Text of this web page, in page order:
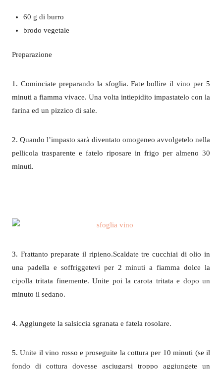
60 g di burro
brodo vegetale
Preparazione
1. Cominciate preparando la sfoglia. Fate bollire il vino per 5
minuti a fiamma vivace. Una volta intiepidito impastatelo con la
farina ed un pizzico di sale.
2. Quando l’impasto sarà diventato omogeneo avvolgetelo nella
pellicola trasparente e fatelo riposare in frigo per almeno 30
minuti.
3. Frattanto preparate il ripieno.Scaldate tre cucchiai di olio in
una padella e soffriggetevi per 2 minuti a fiamma dolce la
cipolla tritata finemente. Unite poi la carota tritata e dopo un
minuto il sedano.
4. Aggiungete la salsiccia sgranata e fatela rosolare.
5. Unite il vino rosso e proseguite la cottura per 10 minuti (se il
fondo di cottura dovesse asciugarsi troppo aggiungete un